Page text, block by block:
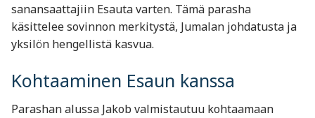
sanansaattajiin Esauta varten. Tämä parasha
käsittelee sovinnon merkitystä, Jumalan johdatusta ja
yksilön hengellistä kasvua.
Kohtaaminen Esaun kanssa
Parashan alussa Jakob valmistautuu kohtaamaan